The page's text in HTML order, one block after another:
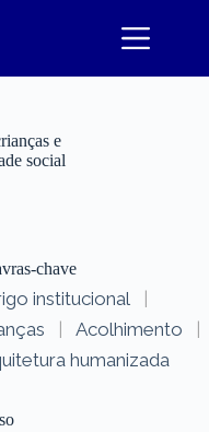
e
social
chave
institucional
|
| Acolhimento
|
humanizada